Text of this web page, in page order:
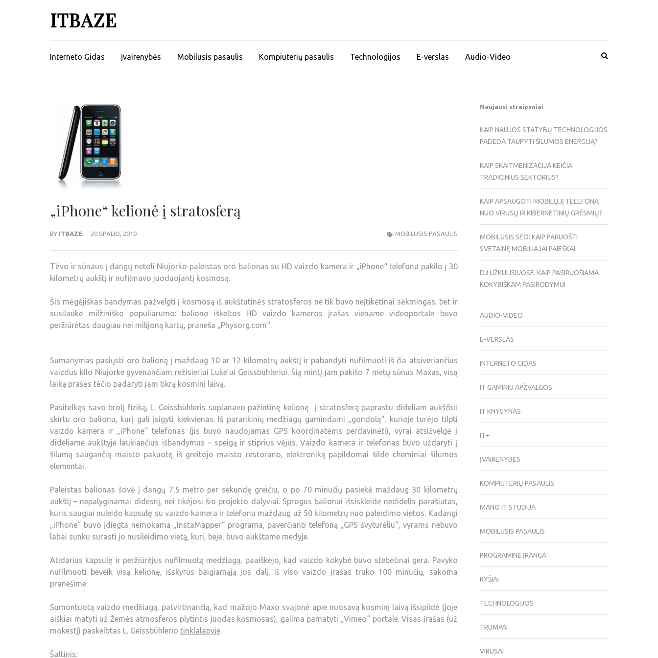
ITBAZE
Interneto Gidas Įvairenybės Mobilusis pasaulis Kompiuterių pasaulis Technologijos E-verslas Audio-Video
„iPhone“ kelionė į stratosferą
BY ITBAZE 20 SPALIO, 2010 MOBILUSIS PASAULIS
Tėvo ir sūnaus į dangų netoli Niujorko paleistas oro balionas su HD vaizdo kamera ir „iPhone“ telefonu pakilo į 30
kilometrų aukštį ir nufilmavo juoduojantį kosmosą.
Šis mėgėjiškas bandymas pažvelgti į kosmosą iš aukštutinės stratosferos ne tik buvo neįtikėtinai sėkmingas, bet ir
susilaukė milžiniško populiarumo: baliono iškeltos HD vaizdo kameros įrašas viename videoportale buvo
peržiūrėtas daugiau nei milijoną kartų, praneša „Physorg.com“.
Sumanymas pasiųsti oro balioną į maždaug 10 ar 12 kilometrų aukštį ir pabandyti nufilmuoti iš čia atsiveriančius
vaizdus kilo Niujorke gyvenančiam režisieriui Luke’ui Geissbühleriui. Šią mintį jam pakišo 7 metų sūnus Maxas, visą
laiką prašęs tėčio padaryti jam tikrą kosminį laivą.
Pasitelkęs savo brolį fiziką, L. Geissbühleris suplanavo pažintinę kelionę į stratosferą paprastu dideliam aukščiui
skirtu oro balionu, kurį gali įsigyti kiekvienas. Iš parankinių medžiagų gamindami „gondolą“, kurioje turėjo tilpti
vaizdo kamera ir „iPhone“ telefonas (jis buvo naudojamas GPS koordinatėms perdavinėti), vyrai atsižvelgė į
dideliame aukštyje laukiančius išbandymus – speigą ir stiprius vėjus. Vaizdo kamera ir telefonas buvo uždaryti į
šilumą saugančią maisto pakuotę iš greitojo maisto restorano, elektroniką papildomai šildė cheminiai šilumos
elementai.
Paleistas balionas šovė į dangų 7,5 metro per sekundę greičiu, o po 70 minučių pasiekė maždaug 30 kilometrų
aukštį – nepalyginamai didesnį, nei tikėjosi šio projekto dalyviai. Sprogus balionui išsiskleidė nedidelis parašiutas,
kuris saugiai nuleido kapsulę su vaizdo kamera ir telefonu maždaug už 50 kilometrų nuo paleidimo vietos. Kadangi
„iPhone“ buvo įdiegta nemokama „InstaMapper“ programa, paverčianti telefoną „GPS švyturėliu“, vyrams nebuvo
labai sunku surasti jo nusileidimo vietą, kuri, beje, buvo aukštame medyje.
Atidarius kapsulę ir peržiūrėjus nufilmuotą medžiagą, paaiškėjo, kad vaizdo kokybė buvo stebėtinai gera. Pavyko
nufilmuoti beveik visą kelionę, išskyrus baigiamąją jos dalį. Iš viso vaizdo įrašas truko 100 minučių, sakoma
pranešime.
Sumontuotą vaizdo medžiagą, patvirtinančią, kad mažojo Maxo svajonė apie nuosavą kosminį laivą išsipildė (joje
aiškiai matyti už Žemės atmosferos plytintis juodas kosmosas), galima pamatyti „Vimeo“ portale. Visas įrašas (už
mokestį) paskelbtas L. Geissbühlerio tinklalapyje.
Šaltinis:
Naujausi straipsniai
KAIP NAUJOS STATYBŲ TECHNOLOGIJOS
PADEDA TAUPYTI ŠILUMOS ENERGIJĄ?
KAIP SKAITMENIZACIJA KEIČIA
TRADICINIUS SEKTORIUS?
KAIP APSAUGOTI MOBILŲJĮ TELEFONĄ
NUO VIRUSŲ IR KIBERNETINIŲ GRĖSMIŲ?
MOBILUSIS SEO: KAIP PARUOŠTI
SVETAINĘ MOBILIAJAI PAIEŠKAI
DJ UŽKULISIUOSE: KAIP PASIRUOŠIAMA
KOKYBIŠKAM PASIRODYMUI
AUDIO-VIDEO
E-VERSLAS
INTERNETO GIDAS
IT GAMINIU APŽVALGOS
IT KNYGYNAS
IT+
ĮVAIRENYBĖS
KOMPIUTERIŲ PASAULIS
MANO IT STUDIJA
MOBILUSIS PASAULIS
PROGRAMINĖ ĮRANGA
RYŠIAI
TECHNOLOGIJOS
TRUMPAI
VIRUSAI